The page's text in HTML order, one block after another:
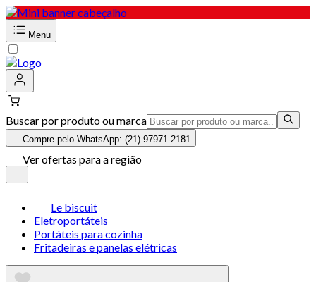
Menu
Buscar por produto ou marca
Compre pelo WhatsApp: (21) 97971-2181
Ver ofertas para a região
Le biscuit
Eletroportáteis
Portáteis para cozinha
Fritadeiras e panelas elétricas